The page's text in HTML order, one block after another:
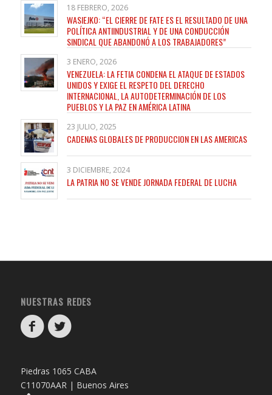
18 FEBRERO, 2026
WASIEJKO: “EL CIERRE DE FATE ES EL RESULTADO DE UNA
POLÍTICA ANTIINDUSTRIAL Y DE UNA CONDUCCIÓN
SINDICAL QUE ABANDONÓ A LOS TRABAJADORES”
3 ENERO, 2026
VENEZUELA: LA FETIA CONDENA EL ATAQUE DE ESTADOS
UNIDOS Y EXIGE EL RESPETO DEL DERECHO
INTERNACIONAL, LA AUTODETERMINACIÓN DE LOS
PUEBLOS Y LA PAZ EN AMÉRICA LATINA
23 JULIO, 2025
CADENAS GLOBALES DE PRODUCCION EN LAS AMERICAS
3 DICIEMBRE, 2024
LA PATRIA NO SE VENDE JORNADA FEDERAL DE LUCHA
NUESTRAS REDES
Piedras 1065 CABA
C11070AAR | Buenos Aires